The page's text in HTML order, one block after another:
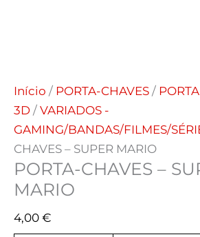
Início / PORTA-CHAVES /
3D / VARIADOS -
GAMING/BANDAS/FILMES/
CHAVES – SUPER MARIO
PORTA-CHAVES –
MARIO
4,00 €